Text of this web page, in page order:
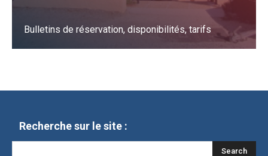
Bulletins de réservation, disponibilités, tarifs
Recherche sur le site :